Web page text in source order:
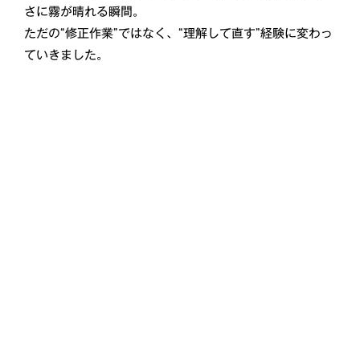
さに霧が晴れる瞬間。
ただの“修正作業”ではなく、“理解して直す”経験に変わっ
ていきました。